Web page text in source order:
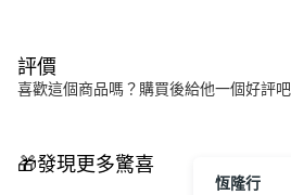
評價
喜歡這個商品嗎？購買後給他一個好評吧
🎁發現更多驚喜
恆隆行